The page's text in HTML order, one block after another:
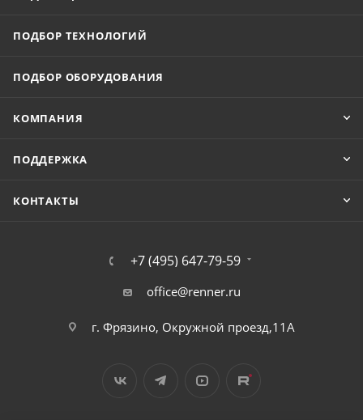
ПОДБОР ТЕХНОЛОГИЙ
ПОДБОР ОБОРУДОВАНИЯ
КОМПАНИЯ
ПОДДЕРЖКА
КОНТАКТЫ
+7 (495) 647-79-59
office@renner.ru
г. Фрязино, Окружной проезд,11А